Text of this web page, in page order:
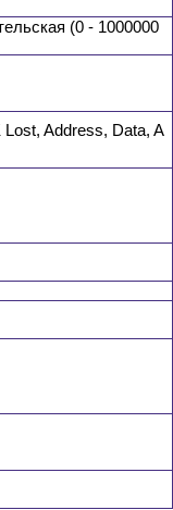
(0 - 1000000
Address, Data, A